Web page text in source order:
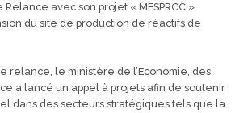
avec son projet « MESPRCC »
du site de production de réactifs de
relance, le ministère de l’Economie, des
a lancé un appel à projets afin de soutenir
dans des secteurs stratégiques tels que la